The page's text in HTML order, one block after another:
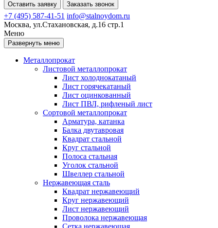
Оставить заявку Заказать звонок
+7 (495) 587-41-51 info@stalnoydom.ru
Москва, ул.Стахановская, д.16 стр.1
Меню
Развернуть меню
Металлопрокат
Листовой металлопрокат
Лист холоднокатаный
Лист горячекатаный
Лист оцинкованный
Лист ПВЛ, рифленый лист
Сортовой металлопрокат
Арматура, катанка
Балка двутавровая
Квадрат стальной
Круг стальной
Полоса стальная
Уголок стальной
Швеллер стальной
Нержавеющая сталь
Квадрат нержавеющий
Круг нержавеющий
Лист нержавеющий
Проволока нержавеющая
Сетка нержавеющая